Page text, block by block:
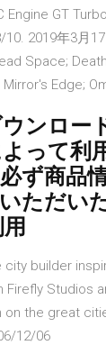
GT
2019年3月
Space;
Edge;
ンロー
って利
ず商品
ただい
city builder
Studios
the great
12/06